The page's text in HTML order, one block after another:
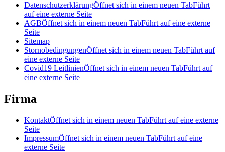
DatenschutzerklärungÖffnet sich in einem neuen TabFührt
auf eine externe Seite
AGBÖffnet sich in einem neuen TabFührt auf eine externe
Seite
Sitemap
StornobedingungenÖffnet sich in einem neuen TabFührt auf
eine externe Seite
Covid19 LeitlinienÖffnet sich in einem neuen TabFührt auf
eine externe Seite
Firma
KontaktÖffnet sich in einem neuen TabFührt auf eine externe
Seite
ImpressumÖffnet sich in einem neuen TabFührt auf eine
externe Seite